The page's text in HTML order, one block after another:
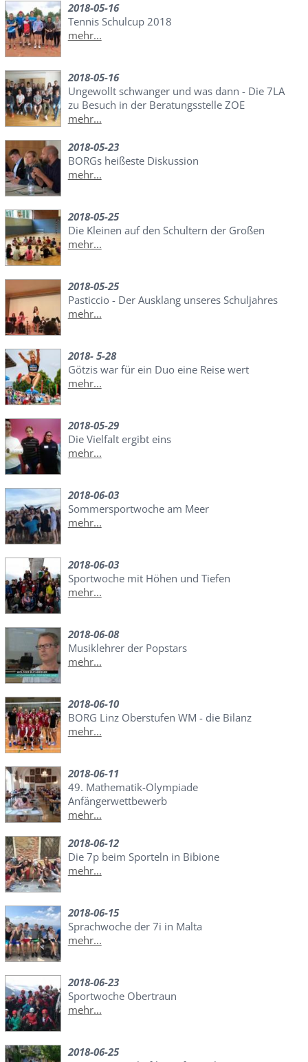
2018-05-16
Tennis Schulcup 2018
mehr...
2018-05-16
Ungewollt schwanger und was dann - Die 7LA
zu Besuch in der Beratungsstelle ZOE
mehr...
2018-05-23
BORGs heißeste Diskussion
mehr...
2018-05-25
Die Kleinen auf den Schultern der Großen
mehr...
2018-05-25
Pasticcio - Der Ausklang unseres Schuljahres
mehr...
2018- 5-28
Götzis war für ein Duo eine Reise wert
mehr...
2018-05-29
Die Vielfalt ergibt eins
mehr...
2018-06-03
Sommersportwoche am Meer
mehr...
2018-06-03
Sportwoche mit Höhen und Tiefen
mehr...
2018-06-08
Musiklehrer der Popstars
mehr...
2018-06-10
BORG Linz Oberstufen WM - die Bilanz
mehr...
2018-06-11
49. Mathematik-Olympiade
Anfängerwettbewerb
mehr...
2018-06-12
Die 7p beim Sporteln in Bibione
mehr...
2018-06-15
Sprachwoche der 7i in Malta
mehr...
2018-06-23
Sportwoche Obertraun
mehr...
2018-06-25